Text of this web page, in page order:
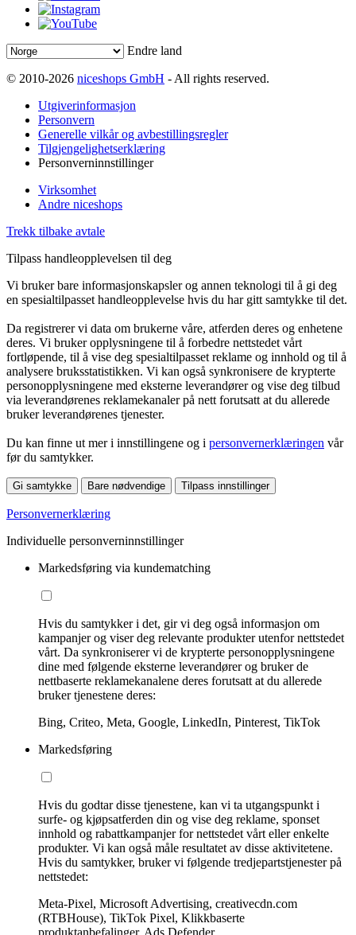
Endre land
© 2010-2026 niceshops GmbH - All rights reserved.
Utgiverinformasjon
Personvern
Generelle vilkår og avbestillingsregler
Tilgjengelighetserklæring
Personverninnstillinger
Virksomhet
Andre niceshops
Trekk tilbake avtale
Tilpass handleopplevelsen til deg
Vi bruker bare informasjonskapsler og annen teknologi til å gi deg
en spesialtilpasset handleopplevelse hvis du har gitt samtykke til det.
Da registrerer vi data om brukerne våre, atferden deres og enhetene
deres. Vi bruker opplysningene til å forbedre nettstedet vårt
fortløpende, til å vise deg spesialtilpasset reklame og innhold og til å
analysere bruksstatistikken. Vi kan også synkronisere de krypterte
personopplysningene med eksterne leverandører og vise deg tilbud
via leverandørenes reklamekanaler på nett forutsatt at du allerede
bruker leverandørenes tjenester.
Du kan finne ut mer i innstillingene og i personvernerklæringen vår
før du samtykker.
Gi samtykke Bare nødvendige Tilpass innstillinger
Personvernerklæring
Individuelle personverninnstillinger
Markedsføring via kundematching
Hvis du samtykker i det, gir vi deg også informasjon om
kampanjer og viser deg relevante produkter utenfor nettstedet
vårt. Da synkroniserer vi de krypterte personopplysningene
dine med følgende eksterne leverandører og bruker de
nettbaserte reklamekanalene deres forutsatt at du allerede
bruker tjenestene deres:
Bing, Criteo, Meta, Google, LinkedIn, Pinterest, TikTok
Markedsføring
Hvis du godtar disse tjenestene, kan vi ta utgangspunkt i
surfe- og kjøpsatferden din og vise deg reklame, sponset
innhold og rabattkampanjer for nettstedet vårt eller enkelte
produkter. Vi kan også måle resultatet av disse aktivitetene.
Hvis du samtykker, bruker vi følgende tredjepartstjenester på
nettstedet:
Meta-Pixel, Microsoft Advertising, creativecdn.com
(RTBHouse), TikTok Pixel, Klikkbaserte
produktanbefalinger, Ads Defender